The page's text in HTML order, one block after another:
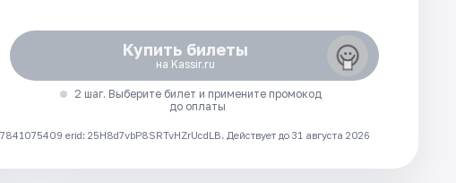
Купить билеты
на Kassir.ru
2 шаг. Выберите билет и примените промокод
до оплаты
erid: 25H8d7vbP8SRTvHZrUcdLB. Действует до 31 августа 2026